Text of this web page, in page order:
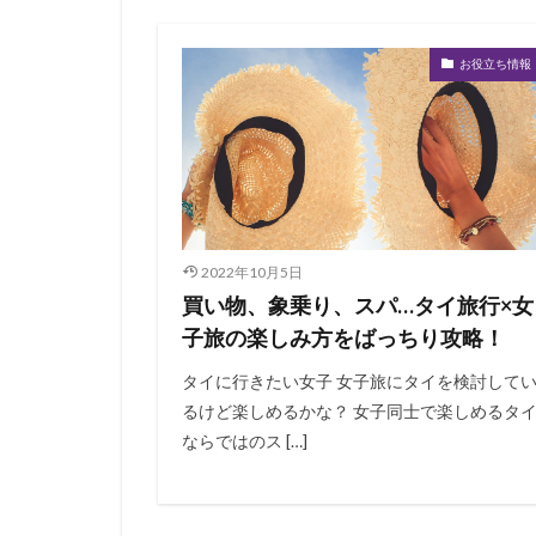
お役立ち情報
2022年10月5日
買い物、象乗り、スパ…タイ旅行×女
子旅の楽しみ方をばっちり攻略！
タイに行きたい女子 女子旅にタイを検討してい
るけど楽しめるかな？ 女子同士で楽しめるタイ
ならではのス […]